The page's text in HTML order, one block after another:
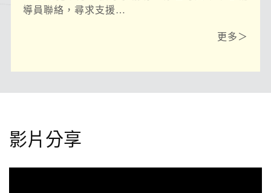
導員聯絡，尋求支援…
更多＞
影片分享